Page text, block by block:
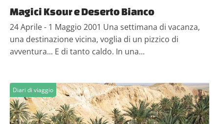
Magici Ksour e Deserto Bianco
24 Aprile - 1 Maggio 2001 Una settimana di vacanza,
una destinazione vicina, voglia di un pizzico di
avventura... E di tanto caldo. In una...
Diari di viaggio